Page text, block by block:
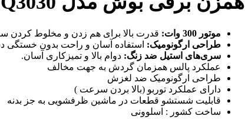
موتور 300 وات:
قدرت بالا برای هم زدن و مخلوط کردن
طراحی ارگونومیک: استفاده آسان و راحت بدون خستگی
سری‌های استیل ضد زنگ: دوام بالا و تمیزکاری آسان.
عملکرد پالس همزمان گردش به جهت مخالف
طراحی ارگونومیک ضد لغزش
دارای عملکرد توربو (بالا بردن سرعت )
قابلیت شستشو قطعات در ماشین ظرفشویی به جز بدنه
ساخت کشور : اسلوونی